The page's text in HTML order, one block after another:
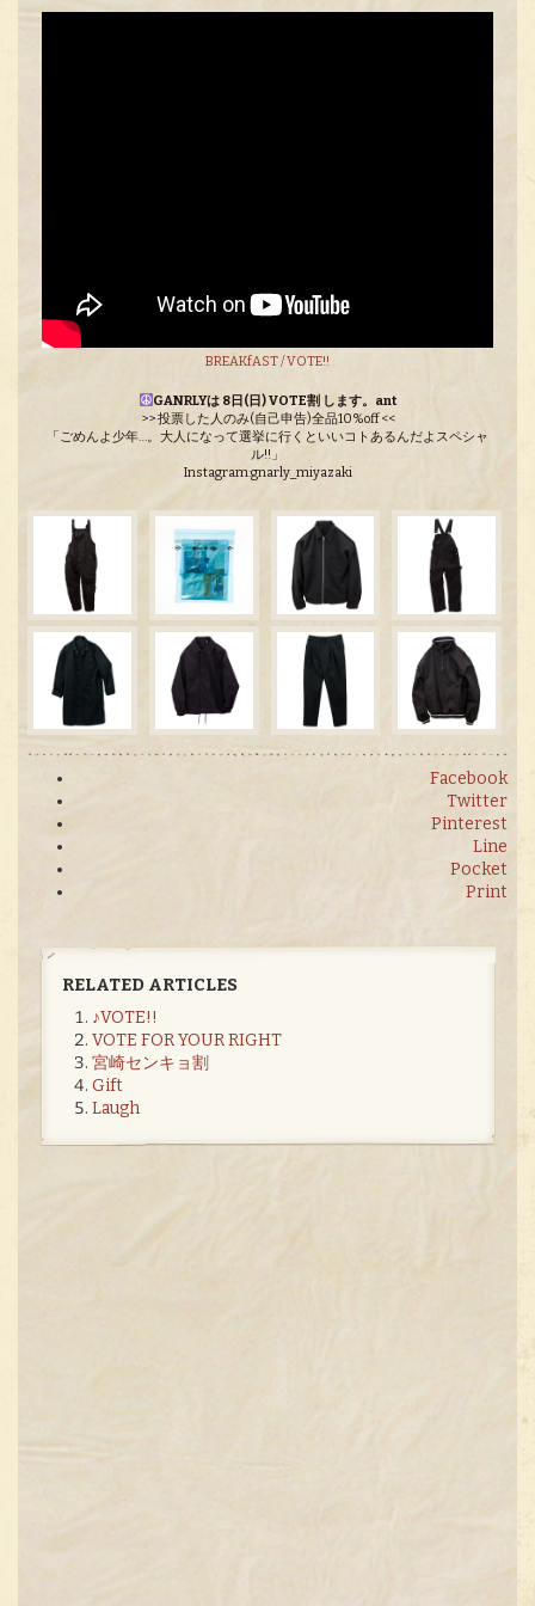
BREAKfAST / VOTE!!
GANRLYは 8日(日) VOTE割 します。ant
>> 投票した人のみ(自己申告)全品10%off <<
「ごめんよ少年…。大人になって選挙に行くといいコトあるんだよスペシャ
ル!!」
Instagram:gnarly_miyazaki
Facebook
Twitter
Pinterest
Line
Pocket
Print
RELATED ARTICLES
♪VOTE!!
VOTE FOR YOUR RIGHT
宮崎センキョ割
Gift
Laugh